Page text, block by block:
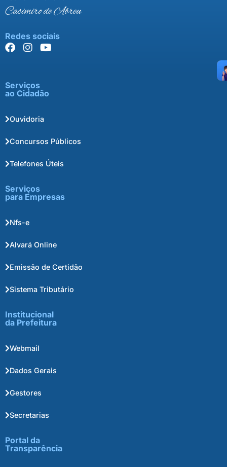
Casimiro de Abreu
Redes sociais
Serviços
ao Cidadão
Ouvidoria
Concursos Públicos
Telefones Úteis
Serviços
para Empresas
Nfs-e
Alvará Online
Emissão de Certidão
Sistema Tributário
Institucional
da Prefeitura
Webmail
Dados Gerais
Gestores
Secretarias
Portal da
Transparência